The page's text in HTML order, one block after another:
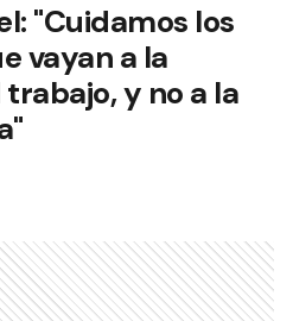
"Cuidamos los
vayan a la
y no a la